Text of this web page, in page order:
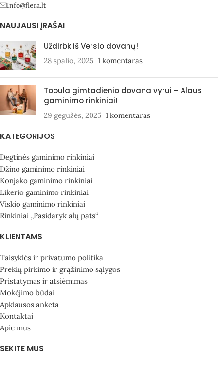
Info@flera.lt
NAUJAUSI ĮRAŠAI
Uždirbk iš Verslo dovanų!
28 spalio, 2025 1 komentaras
Tobula gimtadienio dovana vyrui – Alaus
gaminimo rinkiniai!
29 gegužės, 2025 1 komentaras
KATEGORIJOS
Degtinės gaminimo rinkiniai
Džino gaminimo rinkiniai
Konjako gaminimo rinkiniai
Likerio gaminimo rinkiniai
Viskio gaminimo rinkiniai
Rinkiniai „Pasidaryk alų pats“
KLIENTAMS
Taisyklės ir privatumo politika
Prekių pirkimo ir grąžinimo sąlygos
Pristatymas ir atsiėmimas
Mokėjimo būdai
Apklausos anketa
Kontaktai
Apie mus
SEKITE MUS